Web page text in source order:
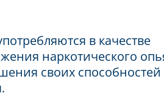
в качестве
наркотического
своих способностей